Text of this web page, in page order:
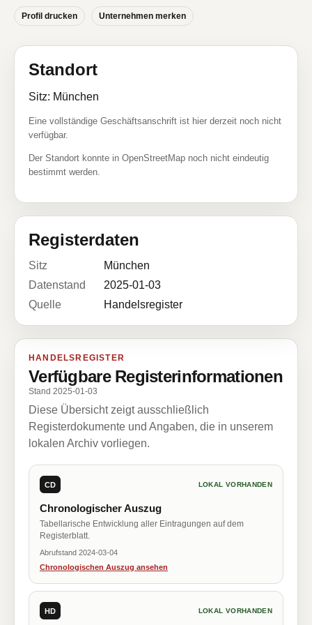
Profil drucken Unternehmen merken
Standort
Sitz: München
Eine vollständige Geschäftsanschrift ist hier derzeit noch nicht
verfügbar.
Der Standort konnte in OpenStreetMap noch nicht eindeutig
bestimmt werden.
Registerdaten
Sitz
München
Datenstand
2025-01-03
Quelle
Handelsregister
HANDELSREGISTER
Verfügbare Registerinformationen
Stand 2025-01-03
Diese Übersicht zeigt ausschließlich
Registerdokumente und Angaben, die in unserem
lokalen Archiv vorliegen.
CD LOKAL VORHANDEN
Chronologischer Auszug
Tabellarische Entwicklung aller Eintragungen auf dem
Registerblatt.
Abrufstand 2024-03-04
Chronologischen Auszug ansehen
HD LOKAL VORHANDEN